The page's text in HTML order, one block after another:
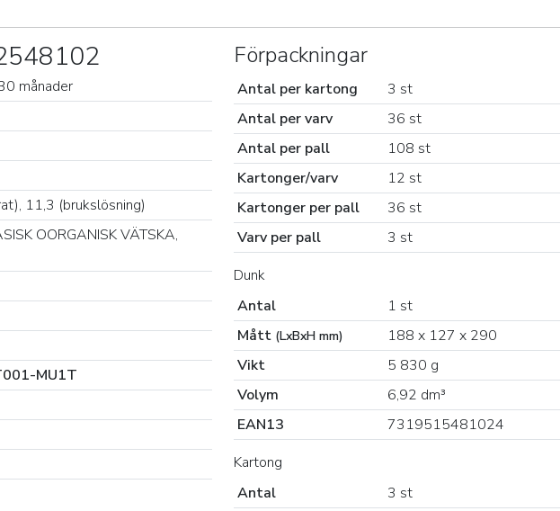
månader
11,3 (brukslösning)
OORGANISK VÄTSKA,
MU1T
Förpackningar
Antal per kartong
3 st
Antal per varv
36 st
Antal per pall
108 st
Kartonger/varv
12 st
Kartonger per pall
36 st
Varv per pall
3 st
Dunk
Antal
1 st
Mått (LxBxH mm)
188 x 127 x 290
Vikt
5 830 g
Volym
6,92 dm³
EAN13
7319515481024
Kartong
Antal
3 st